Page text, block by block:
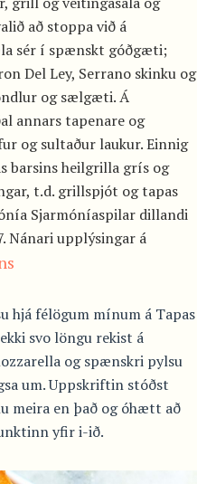
að stoppa við á
sér í spænskt góðgæti;
Del Ley, Serrano skinku og
og sælgæti. Á
annars tapenare og
og sultaður laukur. Einnig
barsins heilgrilla grís og
t.d. grillspjót og tapas
Sjarmóníaspilar dillandi
Nánari upplýsingar á
hjá félögum mínum á Tapas
svo löngu rekist á
og spænskri pylsu
um. Uppskriftin stóðst
meira en það og óhætt að
yfir i-ið.